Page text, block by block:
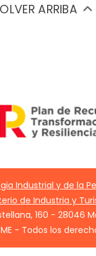
ARRIBA
Industrial y de la
de Industria y
160 - 28046
- Todos los